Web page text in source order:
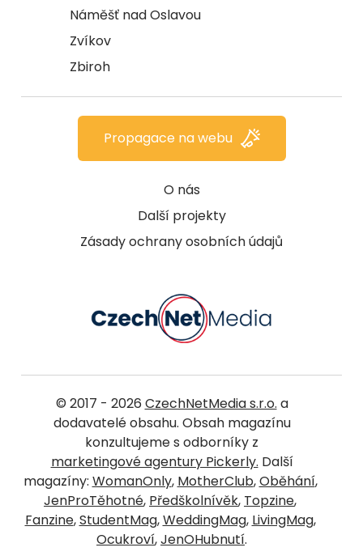
Náměšť nad Oslavou
Zvíkov
Zbiroh
O nás
Další projekty
Zásady ochrany osobních údajů
Propagace na webu
© 2017 - 2026 CzechNetMedia s.r.o. a
dodavatelé obsahu. Obsah magazínu
konzultujeme s odborníky z
marketingové agentury Pickerly. Další
magazíny: WomanOnly, MotherClub,Oběhání,
JenProTěhotné, Předškolnívěk, Topzine,
Fanzine,StudentMag,WeddingMag, LivingMag,
Ocukroví,JenOHubnutí.